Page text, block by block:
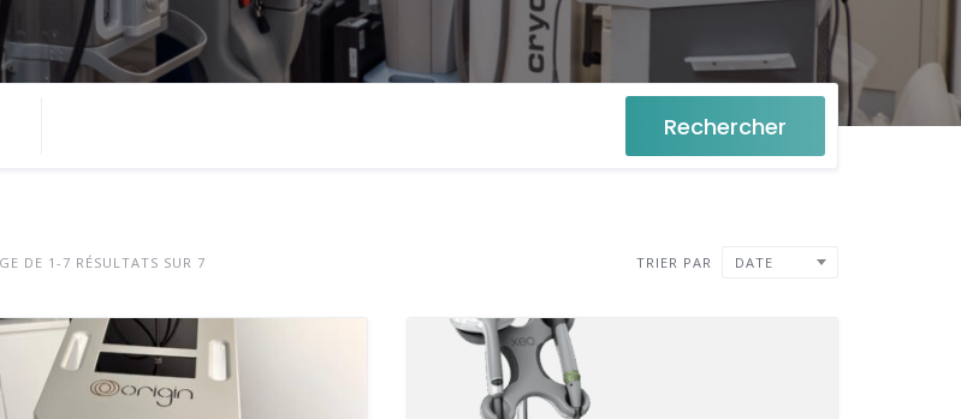
Rechercher
DE 1-7 RÉSULTATS SUR 7 TRIER PAR DATE